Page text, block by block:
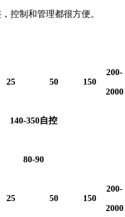
控制和管理都很方便。
25 50 150
200-
2000
140-350自控
80-90
25 50 150
200-
2000